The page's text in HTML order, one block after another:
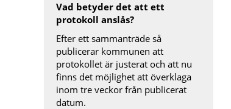
Vad betyder det att ett
protokoll anslås?
Efter ett sammanträde så
publicerar kommunen att
protokollet är justerat och att nu
finns det möjlighet att överklaga
inom tre veckor från publicerat
datum.